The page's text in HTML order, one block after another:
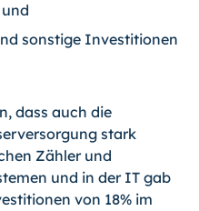
sonstige Investitionen
dass auch die
stark
Zähler und
und in der IT gab
von 18% im